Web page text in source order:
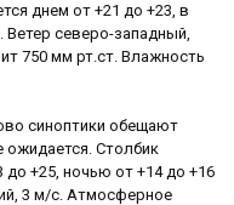
днем от +21 до +23, в
Ветер северо-западный,
750 мм рт.ст. Влажность
синоптики обещают
ожидается. Столбик
+25, ночью от +14 до +16
3 м/с. Атмосферное